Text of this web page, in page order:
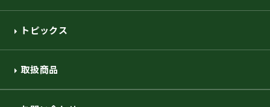
トピックス
取扱商品